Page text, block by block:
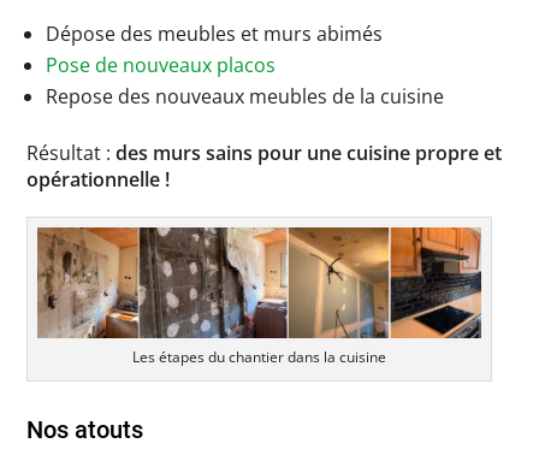
Dépose des meubles et murs abimés
Pose de nouveaux placos
Repose des nouveaux meubles de la cuisine
Résultat :des murs sains pour une cuisine propre et
opérationnelle !
Les étapes du chantier dans la cuisine
Nos atouts